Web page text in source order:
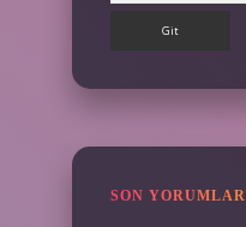
SON YORUMLAR